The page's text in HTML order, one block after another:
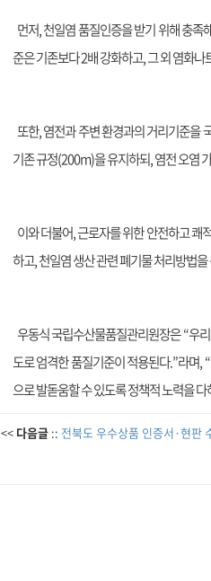
먼저, 천일염 품질인증을 받기 위해 충
준은 기존보다 2배 강화하고, 그 외 염화
또한, 염전과 주변 환경과의 거리기준을
기존 규정(200m)을 유지하되, 염전 오염
이와 더불어, 근로자를 위한 안전하고
하고, 천일염 생산 관련 폐기물 처리방법
우동식 국립수산물품질관리원장은 “우
도로 엄격한 품질기준이 적용된다.”라며,
으로 발돋움할 수 있도록 정책적 노력을
<< 다음글 :: 전북도 우수상품 인증서·현판